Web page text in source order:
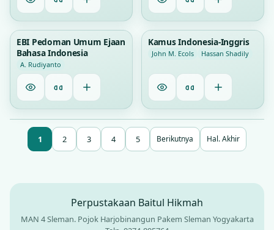
EBI Pedoman Umum Ejaan
Bahasa Indonesia
A. Rudiyanto
Kamus Indonesia-Inggris
John M. Ecols Hassan Shadily
1 2 3 4 5 Berikutnya Hal. Akhir
Perpustakaan Baitul Hikmah
MAN 4 Sleman. Pojok Harjobinangun Pakem Sleman Yogyakarta